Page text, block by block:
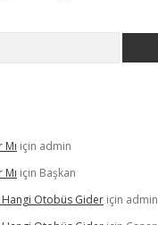
için admin
için Başkan
Otobüs Gider için admin